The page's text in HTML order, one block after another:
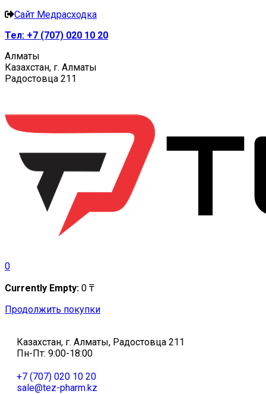
Сайт Медрасходка
Тел: +7 (707) 020 10 20
Алматы
Казахстан, г. Алматы
Радостовца 211
0
Currently Empty: 0 ₸
Продолжить покупки
Казахстан, г. Алматы, Радостовца 211
Пн-Пт: 9:00-18:00
+7 (707) 020 10 20
sale@tez-pharm.kz